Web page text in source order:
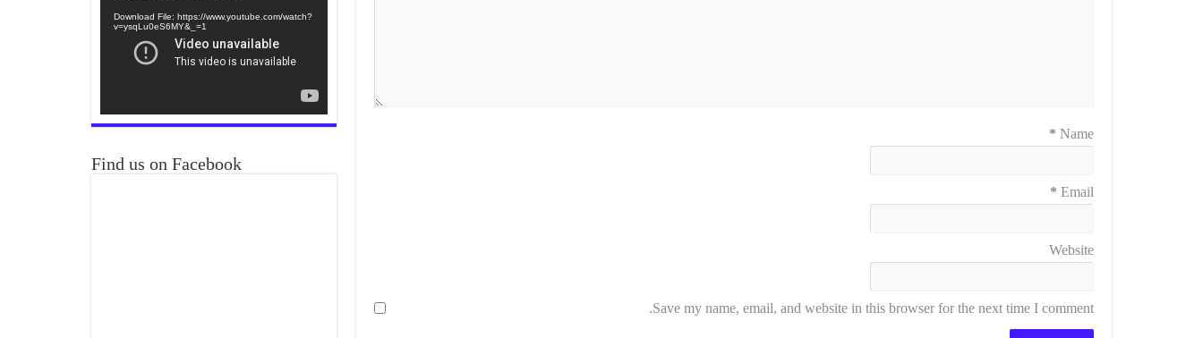
Name
*
Email
*
Website
Save my name, email, and website in this browser for the next time I comment.
Download File: https://www.youtube.com/watch?
v=ysqLu0eS6MY&_=1
Find us on Facebook